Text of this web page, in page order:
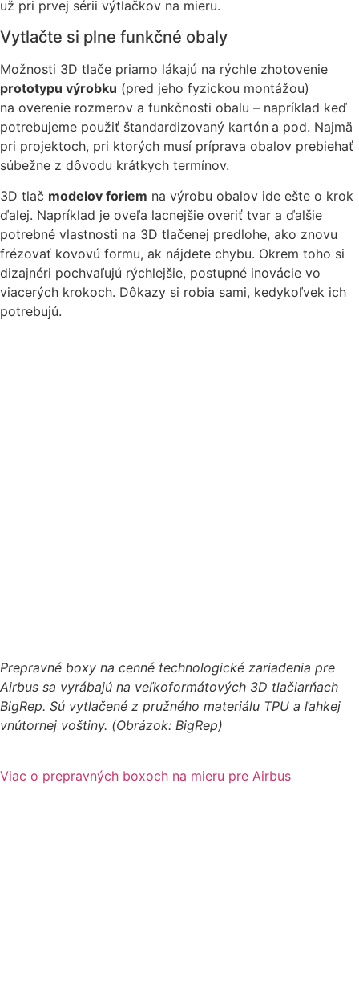
už pri prvej sérii výtlačkov na mieru.
Vytlačte si plne funkčné obaly
Možnosti 3D tlače priamo lákajú na rýchle zhotovenie
prototypu výrobku (pred jeho fyzickou montážou)
na overenie rozmerov a funkčnosti obalu – napríklad keď
potrebujeme použiť štandardizovaný kartón a pod. Najmä
pri projektoch, pri ktorých musí príprava obalov prebiehať
súbežne z dôvodu krátkych termínov.
3D tlač modelov foriem na výrobu obalov ide ešte o krok
ďalej. Napríklad je oveľa lacnejšie overiť tvar a ďalšie
potrebné vlastnosti na 3D tlačenej predlohe, ako znovu
frézovať kovovú formu, ak nájdete chybu. Okrem toho si
dizajnéri pochvaľujú rýchlejšie, postupné inovácie vo
viacerých krokoch. Dôkazy si robia sami, kedykoľvek ich
potrebujú.
Prepravné boxy na cenné technologické zariadenia pre
Airbus sa vyrábajú na veľkoformátových 3D tlačiarňach
BigRep. Sú vytlačené z pružného materiálu TPU a ľahkej
vnútornej voštiny. (Obrázok: BigRep)
Viac o prepravných boxoch na mieru pre Airbus